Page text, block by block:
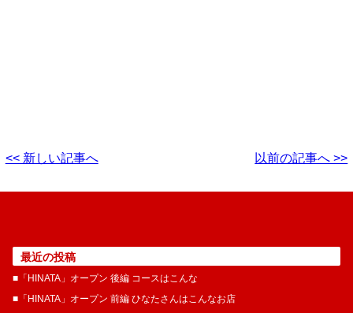
<< 新しい記事へ 以前の記事へ >>
最近の投稿
■「HINATA」オープン 後編 コースはこんな
■「HINATA」オープン 前編 ひなたさんはこんなお店